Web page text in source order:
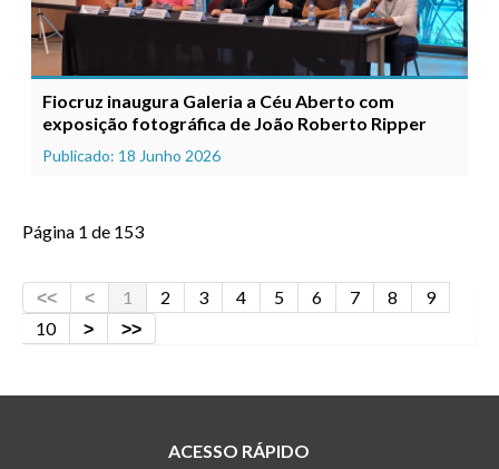
Fiocruz inaugura Galeria a Céu Aberto com
exposição fotográfica de João Roberto Ripper
Publicado: 18 Junho 2026
Página 1 de 153
1 2 3 4 5 6 7 8
9
10
ACESSO RÁPIDO